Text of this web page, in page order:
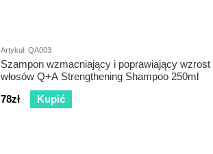
Artykuł: QA003
Szampon wzmacniający i poprawiający wzrost
włosów Q+A Strengthening Shampoo 250ml
78zł
Kupić